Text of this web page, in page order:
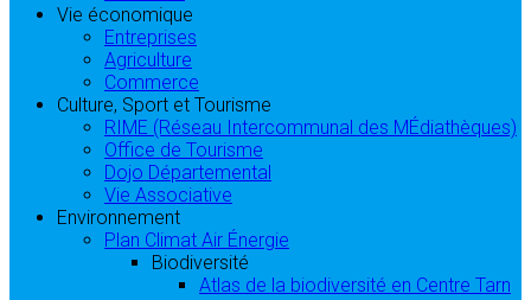
Vie économique
Entreprises
Agriculture
Commerce
Culture, Sport et Tourisme
RIME (Réseau Intercommunal des MÉdiathèques)
Office de Tourisme
Dojo Départemental
Vie Associative
Environnement
Plan Climat Air Énergie
Biodiversité
Atlas de la biodiversité en Centre Tarn